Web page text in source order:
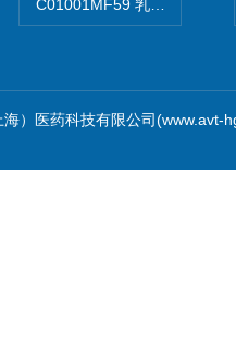
C01001MF59 乳佐剂
）医药科技有限公司(www.avt-